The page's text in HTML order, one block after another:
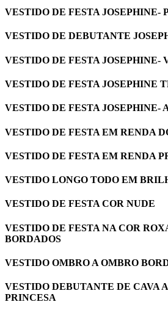
VESTIDO DE FESTA JOSEPHINE-
VESTIDO DE DEBUTANTE
VESTIDO DE FESTA JOSEPHINE-
VESTIDO DE FESTA JOSEPHINE
VESTIDO DE FESTA JOSEPHINE-
VESTIDO DE FESTA EM RENDA
VESTIDO DE FESTA EM RENDA
VESTIDO LONGO TODO EM
VESTIDO DE FESTA COR NUDE
VESTIDO DE FESTA NA COR
BORDADOS
VESTIDO OMBRO A OMBRO
VESTIDO DEBUTANTE DE CAVA
PRINCESA